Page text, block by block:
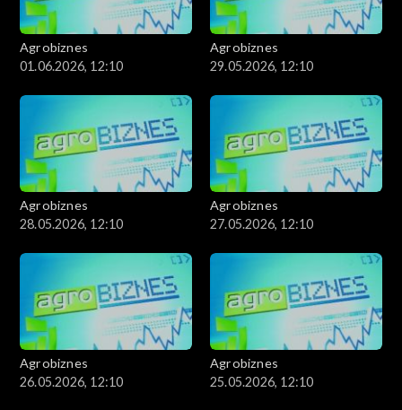
Agrobiznes
01.06.2026, 12:10
Agrobiznes
29.05.2026, 12:10
Agrobiznes
28.05.2026, 12:10
Agrobiznes
27.05.2026, 12:10
Agrobiznes
26.05.2026, 12:10
Agrobiznes
25.05.2026, 12:10